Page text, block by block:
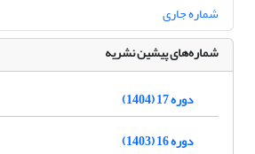
شماره جاری
شماره‌های پیشین نشریه
دوره 17 (1404)
دوره 16 (1403)